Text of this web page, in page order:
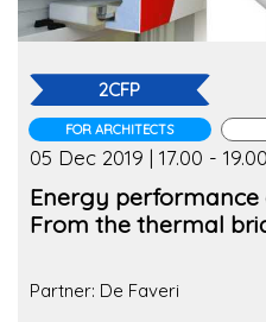
2CFP
FOR ARCHITECTS
05 Dec 2019 | 17.00 - 19.00
Energy
From the thermal
Partner: De Faveri